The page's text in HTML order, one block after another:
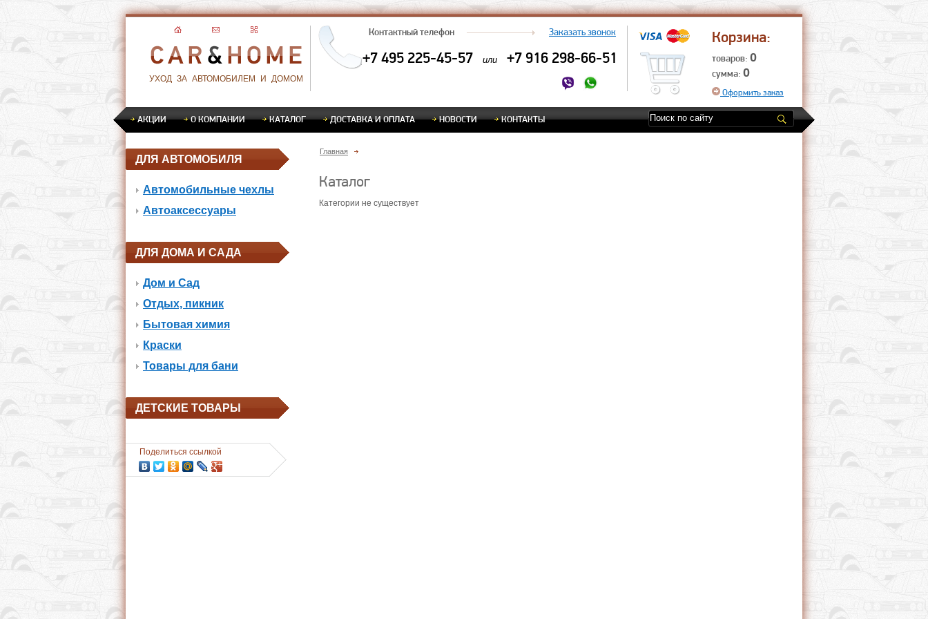
УХОД ЗА АВТОМОБИЛЕМ И ДОМОМ
Контактный телефон Заказать звонок
+7 495 225-45-57 или +7 916 298-66-51
Корзина:
товаров: 0
сумма: 0
Оформить заказ
АКЦИИ О КОМПАНИИ КАТАЛОГ ДОСТАВКА И ОПЛАТА НОВОСТИ КОНТАКТЫ
ДЛЯ АВТОМОБИЛЯ
Автомобильные чехлы
Автоаксессуары
ДЛЯ ДОМА И САДА
Дом и Сад
Отдых, пикник
Бытовая химия
Краски
Товары для бани
ДЕТСКИЕ ТОВАРЫ
Поделиться ссылкой
Главная
Каталог
Категории не существует